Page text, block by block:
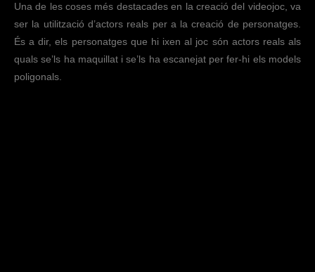
Una de les coses més destacades en la creació del videojoc, va
ser la utilització d’actors reals per a la creació de personatges.
És a dir, els personatges que hi ixen al joc són actors reals als
quals se’ls ha maquillat i se’ls ha escanejat per fer-hi els models
poligonals.